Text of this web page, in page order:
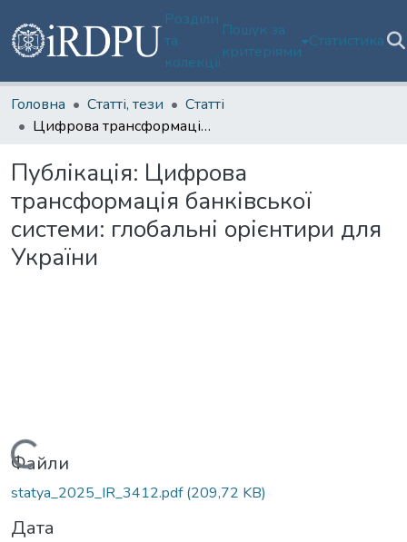
Розділи
та
колекції
Пошук за
критеріями
Статистика
Головна Статті, тези
Статті
Цифрова трансформація банківської системи: глобальні орієнтири для України
Публікація: Цифрова
трансформація банківської
системи: глобальні орієнтири для
України
Вантажиться...
Файли
statya_2025_IR_3412.pdf(209,72 KB)
Дата